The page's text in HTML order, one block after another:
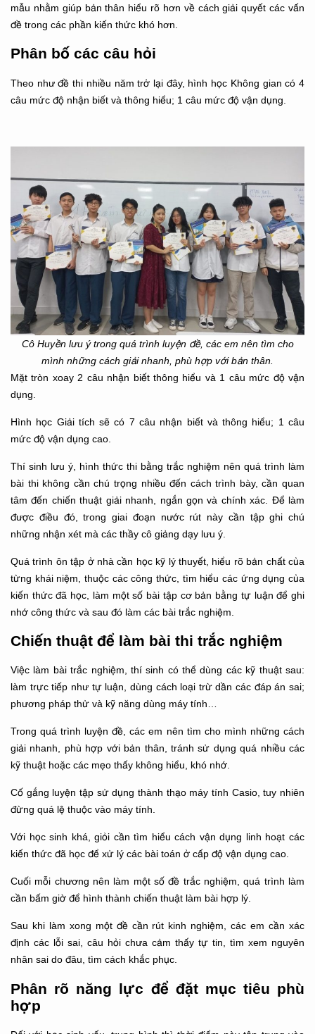
mẫu nhằm giúp bản thân hiểu rõ hơn về cách giải quyết các vấn
đề trong các phần kiến thức khó hơn.
Phân bố các câu hỏi
Theo như đề thi nhiều năm trở lại đây, hình học Không gian có 4
câu mức độ nhận biết và thông hiểu; 1 câu mức độ vận dụng.
Cô Huyền lưu ý trong quá trình luyện đề, các em nên tìm cho
mình những cách giải nhanh, phù hợp với bản thân.
Mặt tròn xoay 2 câu nhận biết thông hiểu và 1 câu mức độ vận
dụng.
Hình học Giải tích sẽ có 7 câu nhận biết và thông hiểu; 1 câu
mức độ vận dụng cao.
Thí sinh lưu ý, hình thức thi bằng trắc nghiệm nên quá trình làm
bài thi không cần chú trọng nhiều đến cách trình bày, cần quan
tâm đến chiến thuật giải nhanh, ngắn gọn và chính xác. Để làm
được điều đó, trong giai đoạn nước rút này cần tập ghi chú
những nhận xét mà các thầy cô giảng dạy lưu ý.
Quá trình ôn tập ở nhà cần học kỹ lý thuyết, hiểu rõ bản chất của
từng khái niệm, thuộc các công thức, tìm hiểu các ứng dụng của
kiến thức đã học, làm một số bài tập cơ bản bằng tự luận để ghi
nhớ công thức và sau đó làm các bài trắc nghiệm.
Chiến thuật để làm bài thi trắc nghiệm
Việc làm bài trắc nghiệm, thí sinh có thể dùng các kỹ thuật sau:
làm trực tiếp như tự luận, dùng cách loại trừ dần các đáp án sai;
phương pháp thử và kỹ năng dùng máy tính…
Trong quá trình luyện đề, các em nên tìm cho mình những cách
giải nhanh, phù hợp với bản thân, tránh sử dụng quá nhiều các
kỹ thuật hoặc các mẹo thấy không hiểu, khó nhớ.
Cố gắng luyện tập sử dụng thành thạo máy tính Casio, tuy nhiên
đừng quá lệ thuộc vào máy tính.
Với học sinh khá, giỏi cần tìm hiểu cách vận dụng linh hoạt các
kiến thức đã học để xử lý các bài toán ở cấp độ vận dụng cao.
Cuối mỗi chương nên làm một số đề trắc nghiệm, quá trình làm
cần bấm giờ để hình thành chiến thuật làm bài hợp lý.
Sau khi làm xong một đề cần rút kinh nghiệm, các em cần xác
định các lỗi sai, câu hỏi chưa cảm thấy tự tin, tìm xem nguyên
nhân sai do đâu, tìm cách khắc phục.
Phân rõ năng lực để đặt mục tiêu phù
hợp